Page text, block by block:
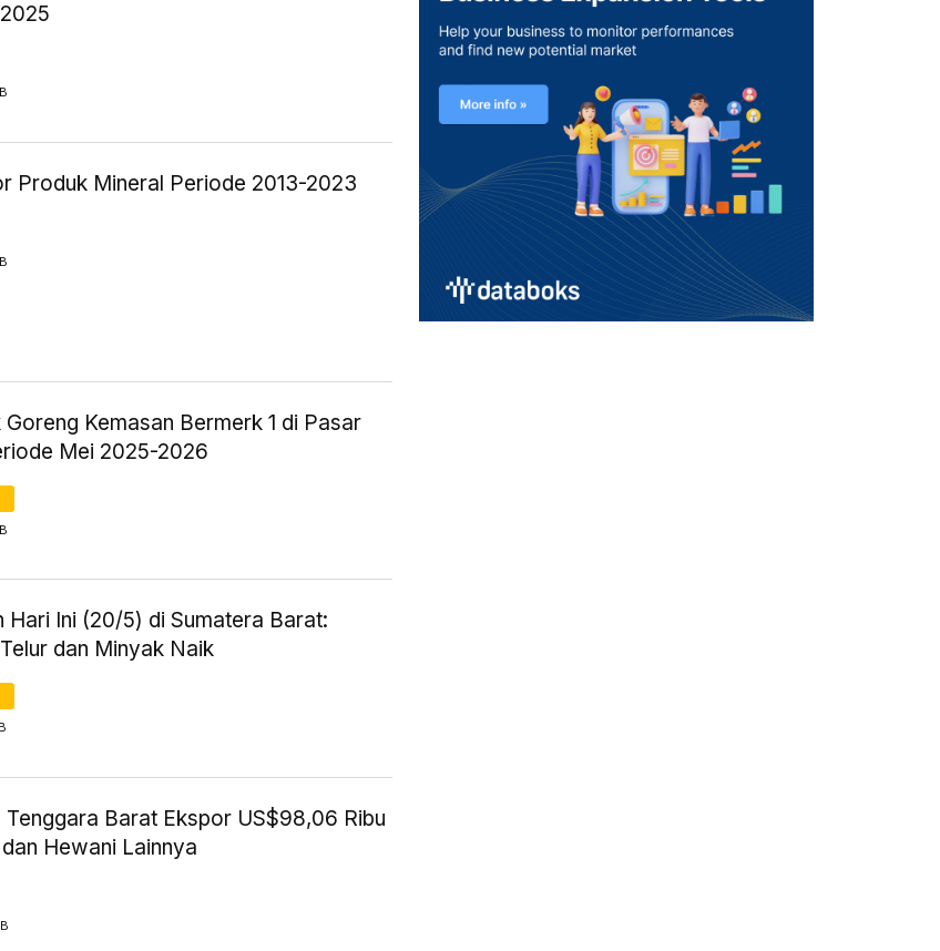
Produk Mineral Periode 2013-2023
Kemasan Bermerk 1 di Pasar
Mei 2025-2026
Hari Ini (20/5) di Sumatera Barat:
dan Minyak Naik
Tenggara Barat Ekspor US$98,06 Ribu
Hewani Lainnya